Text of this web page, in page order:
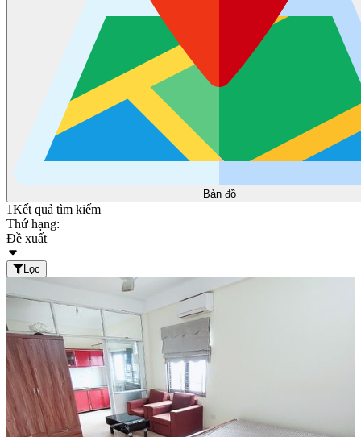
Bản đồ
1Kết quả tìm kiếm
Thứ hạng:
Đề xuất
Lọc